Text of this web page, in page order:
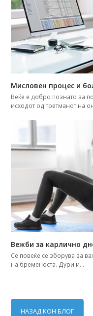
Мисловен процес и
Веќе е добро познатo за
исходот од третманот на
Вежби за карлично
Се повеќе се зборува за
на бременоста. Дури и…
НАЗАД КОН БЛОГ